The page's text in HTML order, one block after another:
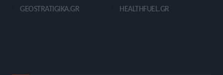
GEOSTRATIGIKA.GR
HEALTHFUEL.GR